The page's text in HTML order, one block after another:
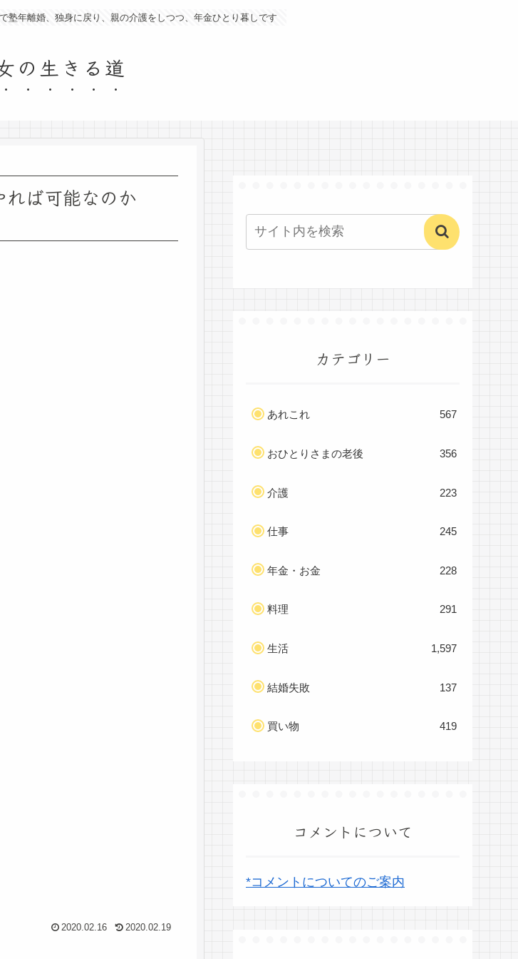
塾年離婚、独身に戻り、親の介護をしつつ、年金ひとり暮しです
の生きる道
ば可能なのか
2020.02.16 2020.02.19
カテゴリー
あれこれ 567
おひとりさまの老後 356
介護 223
仕事 245
年金・お金 228
料理 291
生活 1,597
結婚失敗 137
買い物 419
コメントについて
*コメントについてのご案内